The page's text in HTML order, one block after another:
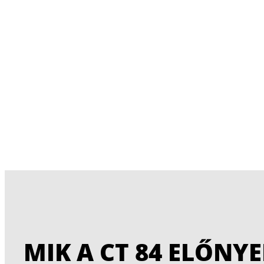
MIK A CT 84